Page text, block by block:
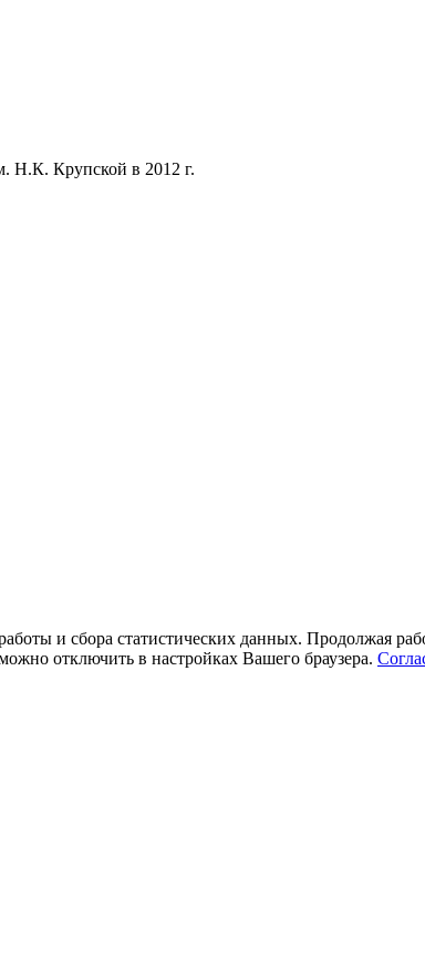
Н.К. Крупской в 2012 г.
и сбора статистических данных. Продолжая
отключить в настройках Вашего браузера.